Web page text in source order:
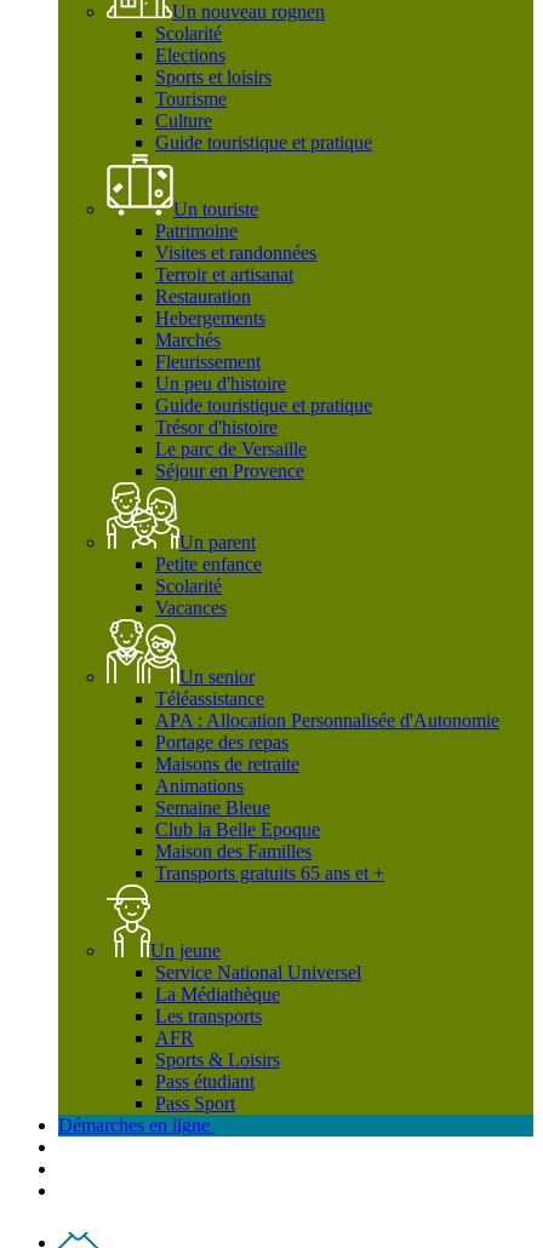
Un nouveau rognen
Scolarité
Elections
Sports et loisirs
Tourisme
Culture
Guide touristique et pratique
Un touriste
Patrimoine
Visites et randonnées
Terroir et artisanat
Restauration
Hebergements
Marchés
Fleurissement
Un peu d'histoire
Guide touristique et pratique
Trésor d'histoire
Le parc de Versaille
Séjour en Provence
Un parent
Petite enfance
Scolarité
Vacances
Un senior
Téléassistance
APA : Allocation Personnalisée d'Autonomie
Portage des repas
Maisons de retraite
Animations
Semaine Bleue
Club la Belle Epoque
Maison des Familles
Transports gratuits 65 ans et +
Un jeune
Service National Universel
La Médiathèque
Les transports
AFR
Sports & Loisirs
Pass étudiant
Pass Sport
Démarches en ligne
Contact